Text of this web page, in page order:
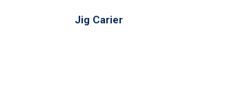
Jig Carier